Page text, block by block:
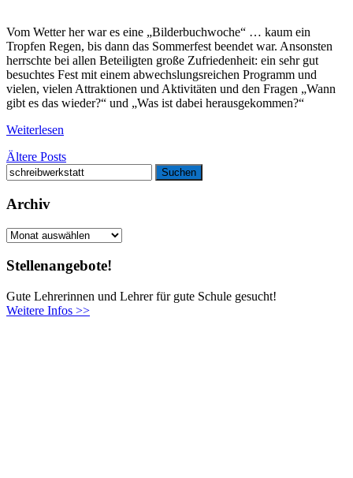
Vom Wetter her war es eine „Bilderbuchwoche“ … kaum ein
Tropfen Regen, bis dann das Sommerfest beendet war. Ansonsten
herrschte bei allen Beteiligten große Zufriedenheit: ein sehr gut
besuchtes Fest mit einem abwechslungsreichen Programm und
vielen, vielen Attraktionen und Aktivitäten und den Fragen „Wann
gibt es das wieder?“ und „Was ist dabei herausgekommen?“
Weiterlesen
Beitragsnavigation
Ältere Posts
Suchen
nach:
Suchen
Archiv
Archiv
Stellenangebote!
Gute Lehrerinnen und Lehrer für gute Schule gesucht!
Weitere Infos >>